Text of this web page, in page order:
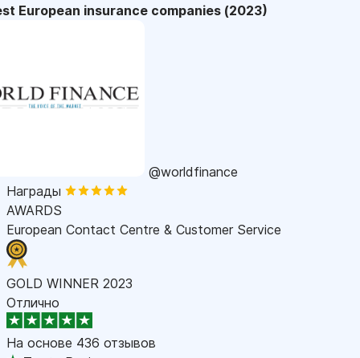
European insurance companies (2023)
@worldfinance
Награды
AWARDS
European Contact Centre & Customer Service
GOLD WINNER 2023
Отлично
На основе 436 отзывов